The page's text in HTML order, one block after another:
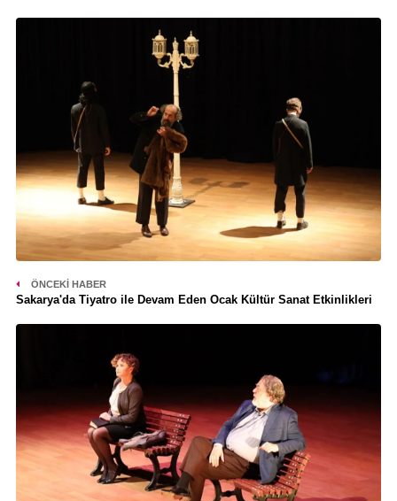
ÖNCEKI HABER
Sakarya'da Tiyatro ile Devam Eden Ocak Kültür Sanat Etkinlikleri